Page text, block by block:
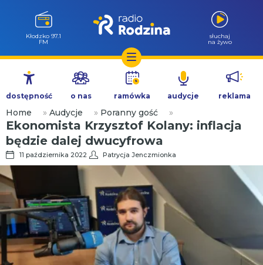
Przejdź
treści
Wołów 99.6
FM
słuchaj
na żywo
dostępność o nas ramówka audycje reklama
Home » Audycje » Poranny gość »
Ekonomista Krzysztof Kolany: inflacja
będzie dalej dwucyfrowa
11 października 2022 Patrycja Jenczmionka